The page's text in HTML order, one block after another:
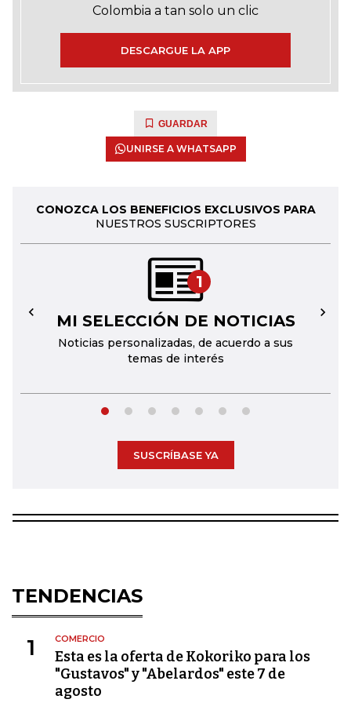
Colombia a tan solo un clic
DESCARGUE LA APP
GUARDAR
UNIRSE A WHATSAPP
CONOZCA LOS BENEFICIOS EXCLUSIVOS PARA
NUESTROS SUSCRIPTORES
1
MI SELECCIÓN DE NOTICIAS
Noticias personalizadas, de acuerdo a sus
temas de interés
← →
SUSCRÍBASE YA
TENDENCIAS
1 COMERCIO
Esta es la oferta de Kokoriko para los
"Gustavos" y "Abelardos" este 7 de
agosto